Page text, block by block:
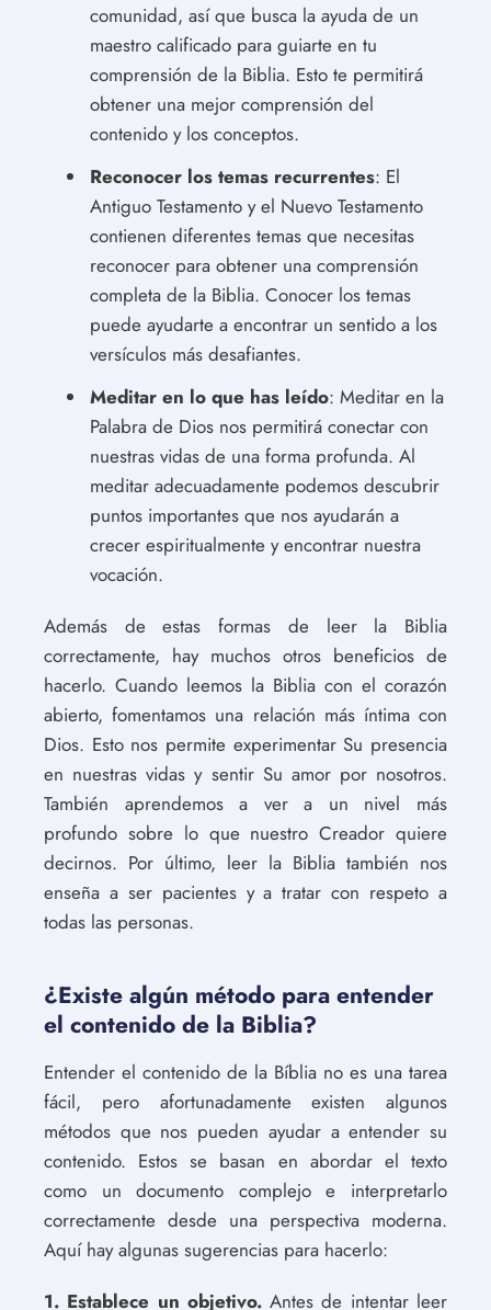
comunidad, así que busca la ayuda de un
maestro calificado para guiarte en tu
comprensión de la Biblia. Esto te permitirá
obtener una mejor comprensión del
contenido y los conceptos.
Reconocer los temas recurrentes: El
Antiguo Testamento y el Nuevo Testamento
contienen diferentes temas que necesitas
reconocer para obtener una comprensión
completa de la Biblia. Conocer los temas
puede ayudarte a encontrar un sentido a los
versículos más desafiantes.
Meditar en lo que has leído: Meditar en la
Palabra de Dios nos permitirá conectar con
nuestras vidas de una forma profunda. Al
meditar adecuadamente podemos descubrir
puntos importantes que nos ayudarán a
crecer espiritualmente y encontrar nuestra
vocación.
Además de estas formas de leer la Biblia
correctamente, hay muchos otros beneficios de
hacerlo. Cuando leemos la Biblia con el corazón
abierto, fomentamos una relación más íntima con
Dios. Esto nos permite experimentar Su presencia
en nuestras vidas y sentir Su amor por nosotros.
También aprendemos a ver a un nivel más
profundo sobre lo que nuestro Creador quiere
decirnos. Por último, leer la Biblia también nos
enseña a ser pacientes y a tratar con respeto a
todas las personas.
¿Existe algún método para entender
el contenido de la Biblia?
Entender el contenido de la Bíblia no es una tarea
fácil, pero afortunadamente existen algunos
métodos que nos pueden ayudar a entender su
contenido. Estos se basan en abordar el texto
como un documento complejo e interpretarlo
correctamente desde una perspectiva moderna.
Aquí hay algunas sugerencias para hacerlo:
1. Establece un objetivo.Antes de intentar leer